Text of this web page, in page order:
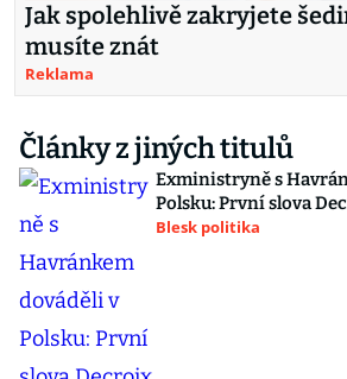
Jak spolehlivě zakryjete
musíte znát
Reklama
Články z jiných titulů
Exministryně s
Polsku: První slova
Blesk politika